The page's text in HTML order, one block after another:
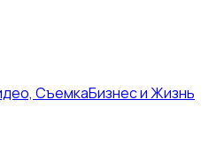
СъемкаБизнес и Жизнь